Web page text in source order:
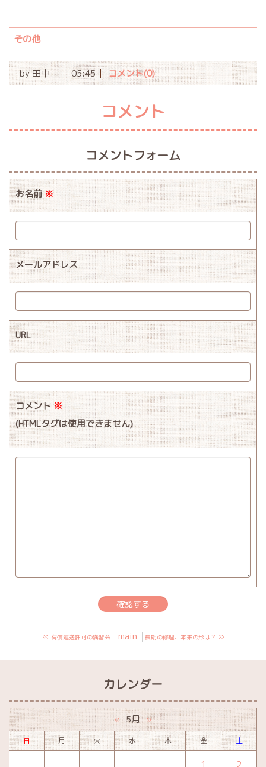
その他
by田中 05:45 コメント(0)
コメント
コメントフォーム
お名前※
メールアドレス
URL
コメント※
(HTMLタグは使用できません)
« 有償運送許可の講習会 main 長期の修理、本来の形は？ »
カレンダー
« 5月 »
日 月 火 水 木 金 土
1 2